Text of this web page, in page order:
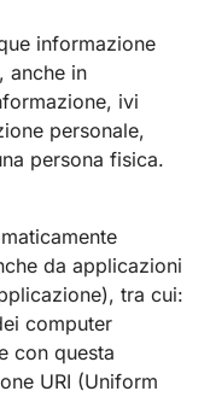
informazione
anche in
ivi
personale,
persona fisica.
da applicazioni
tra cui:
computer
con questa
URI (Uniform